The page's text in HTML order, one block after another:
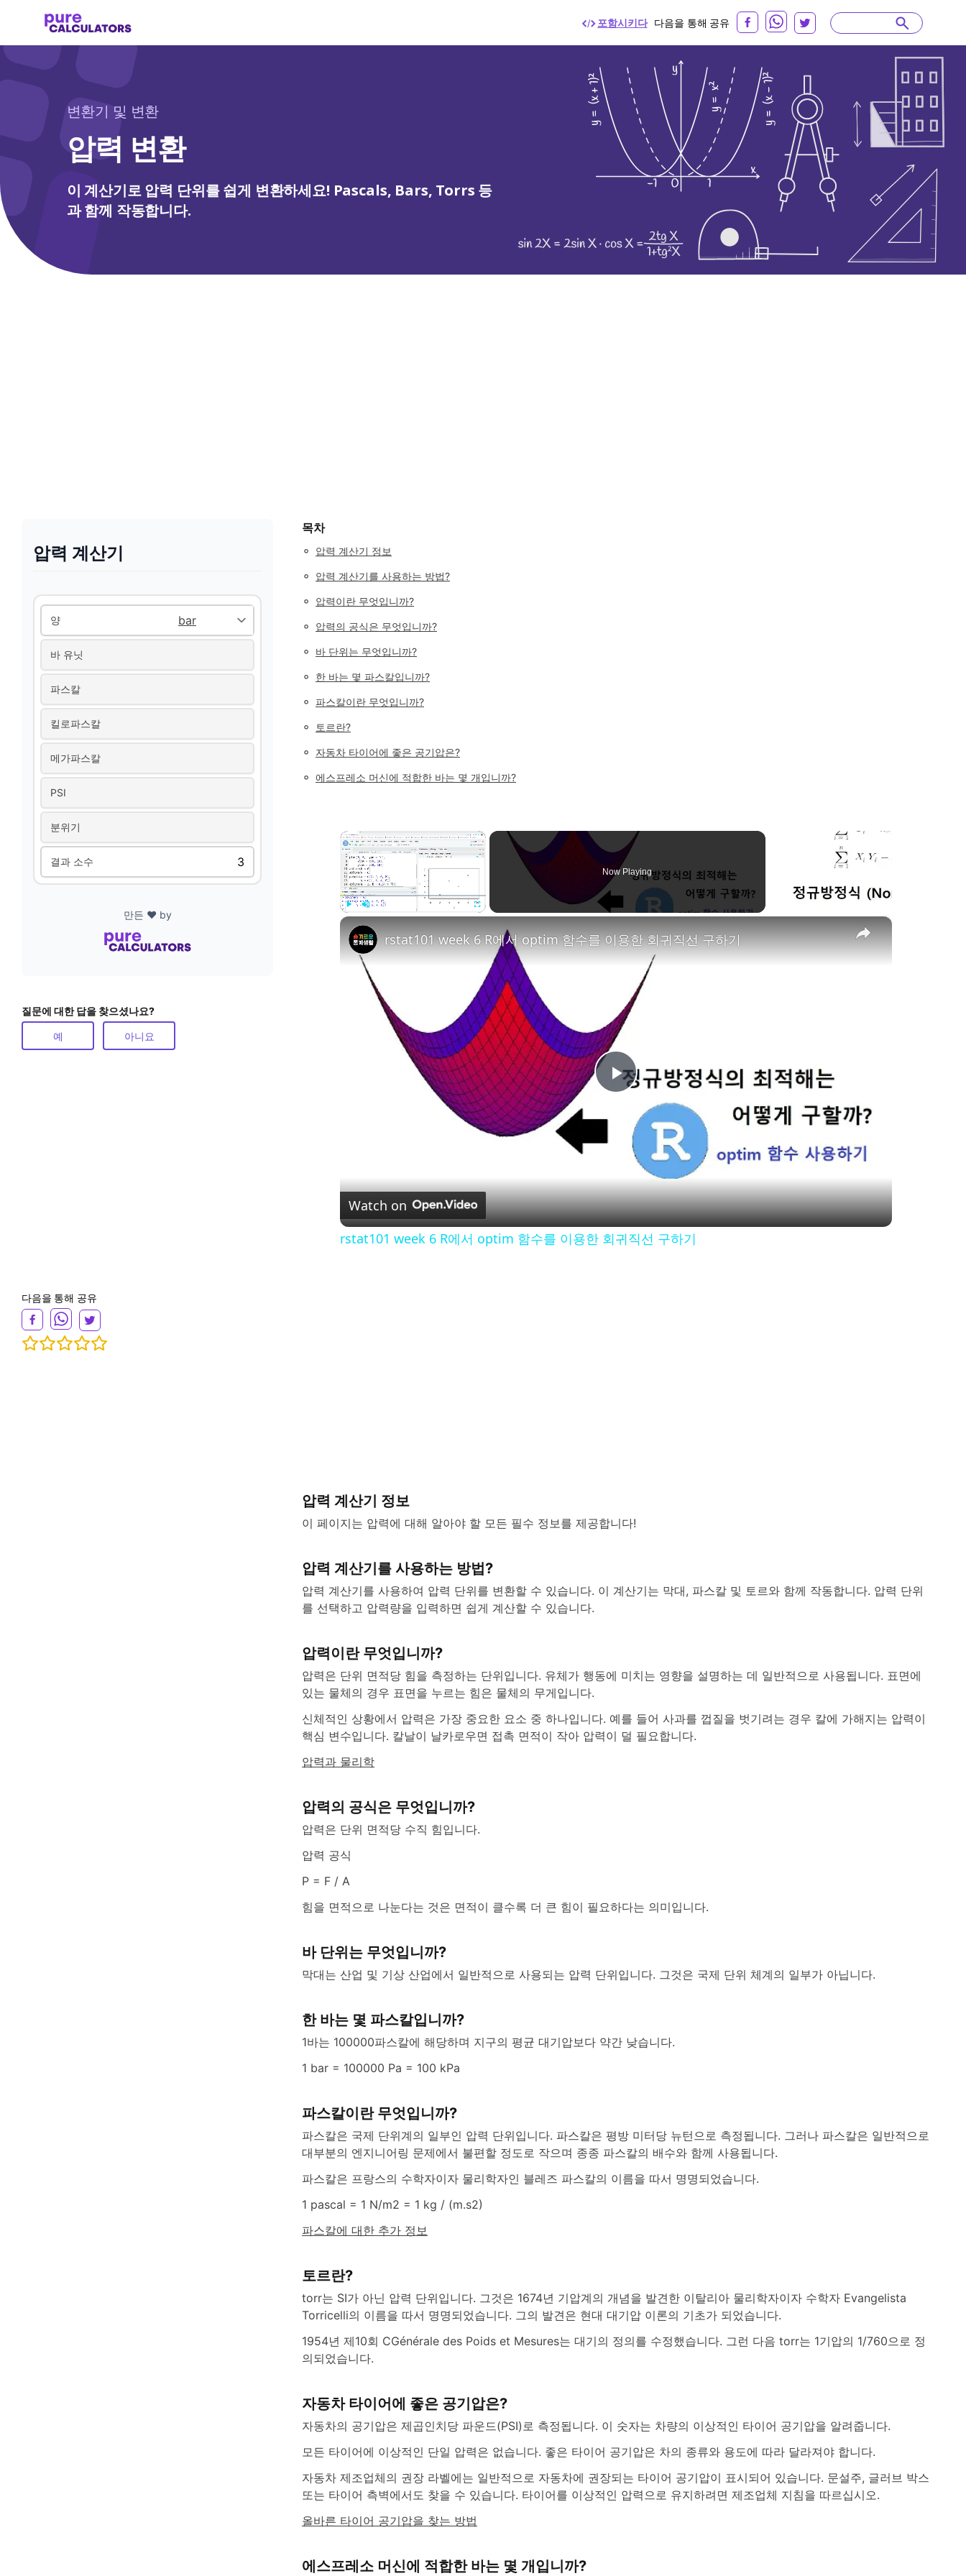
포함시키다 다음을 통해 공유
변환기 및 변환
압력 변환
이 계산기로 압력 단위를 쉽게 변환하세요! Pascals, Bars, Torrs 등
과 함께 작동합니다.
압력 계산기
양
바 유닛
파스칼
킬로파스칼
메가파스칼
PSI
분위기
결과 소수
만든 ❤️ by
질문에 대한 답을 찾으셨나요?
예 아니요
다음을 통해 공유
목차
◦ 압력 계산기 정보
◦ 압력 계산기를 사용하는 방법?
◦ 압력이란 무엇입니까?
◦ 압력의 공식은 무엇입니까?
◦ 바 단위는 무엇입니까?
◦ 한 바는 몇 파스칼입니까?
◦ 파스칼이란 무엇입니까?
◦ 토르란?
◦ 자동차 타이어에 좋은 공기압은?
◦ 에스프레소 머신에 적합한 바는 몇 개입니까?
×
Now Playing
×
P
a
y
rstat101 week 6 R에서 optim 함수를 이용한 회귀직선 구하기
Watch on
rstat101 week 6 R에서 optim 함수를 이용한 회귀직선 구하기
압력 계산기 정보
이 페이지는 압력에 대해 알아야 할 모든 필수 정보를 제공합니다!
압력 계산기를 사용하는 방법?
압력 계산기를 사용하여 압력 단위를 변환할 수 있습니다. 이 계산기는 막대, 파스칼 및 토르와 함께 작동합니다. 압력 단위
를 선택하고 압력량을 입력하면 쉽게 계산할 수 있습니다.
압력이란 무엇입니까?
압력은 단위 면적당 힘을 측정하는 단위입니다. 유체가 행동에 미치는 영향을 설명하는 데 일반적으로 사용됩니다. 표면에
있는 물체의 경우 표면을 누르는 힘은 물체의 무게입니다.
신체적인 상황에서 압력은 가장 중요한 요소 중 하나입니다. 예를 들어 사과를 껍질을 벗기려는 경우 칼에 가해지는 압력이
핵심 변수입니다. 칼날이 날카로우면 접촉 면적이 작아 압력이 덜 필요합니다.
압력과 물리학
압력의 공식은 무엇입니까?
압력은 단위 면적당 수직 힘입니다.
압력 공식
P = F / A
힘을 면적으로 나눈다는 것은 면적이 클수록 더 큰 힘이 필요하다는 의미입니다.
바 단위는 무엇입니까?
막대는 산업 및 기상 산업에서 일반적으로 사용되는 압력 단위입니다. 그것은 국제 단위 체계의 일부가 아닙니다.
한 바는 몇 파스칼입니까?
1바는 100000파스칼에 해당하며 지구의 평균 대기압보다 약간 낮습니다.
1 bar = 100000 Pa = 100 kPa
파스칼이란 무엇입니까?
파스칼은 국제 단위계의 일부인 압력 단위입니다. 파스칼은 평방 미터당 뉴턴으로 측정됩니다. 그러나 파스칼은 일반적으로
대부분의 엔지니어링 문제에서 불편할 정도로 작으며 종종 파스칼의 배수와 함께 사용됩니다.
파스칼은 프랑스의 수학자이자 물리학자인 블레즈 파스칼의 이름을 따서 명명되었습니다.
1 pascal = 1 N/m2 = 1 kg / (m.s2)
파스칼에 대한 추가 정보
토르란?
torr는 SI가 아닌 압력 단위입니다. 그것은 1674년 기압계의 개념을 발견한 이탈리아 물리학자이자 수학자 Evangelista
Torricelli의 이름을 따서 명명되었습니다. 그의 발견은 현대 대기압 이론의 기초가 되었습니다.
1954년 제10회 CGénérale des Poids et Mesures는 대기의 정의를 수정했습니다. 그런 다음 torr는 1기압의 1/760으로 정
의되었습니다.
자동차 타이어에 좋은 공기압은?
자동차의 공기압은 제곱인치당 파운드(PSI)로 측정됩니다. 이 숫자는 차량의 이상적인 타이어 공기압을 알려줍니다.
모든 타이어에 이상적인 단일 압력은 없습니다. 좋은 타이어 공기압은 차의 종류와 용도에 따라 달라져야 합니다.
자동차 제조업체의 권장 라벨에는 일반적으로 자동차에 권장되는 타이어 공기압이 표시되어 있습니다. 문설주, 글러브 박스
또는 타이어 측벽에서도 찾을 수 있습니다. 타이어를 이상적인 압력으로 유지하려면 제조업체 지침을 따르십시오.
올바른 타이어 공기압을 찾는 방법
에스프레소 머신에 적합한 바는 몇 개입니까?